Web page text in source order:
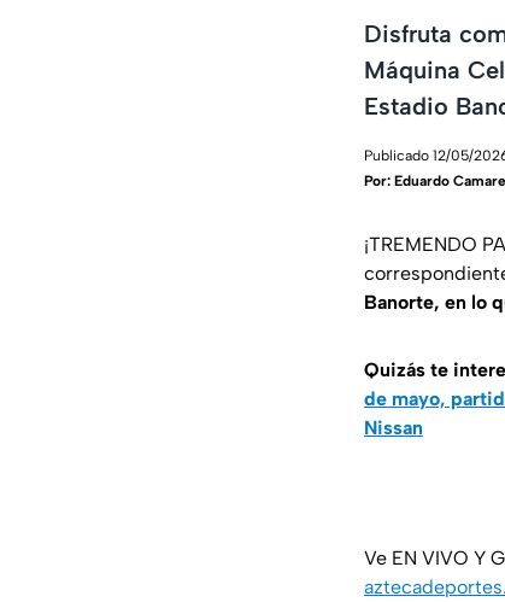
Disfruta
Máquina
Estadio
Publicado 12/05/
Por: Eduardo
¡TREMENDO
Banorte, en lo
Quizás te
de mayo,
Nissan
Ve EN VIVO Y